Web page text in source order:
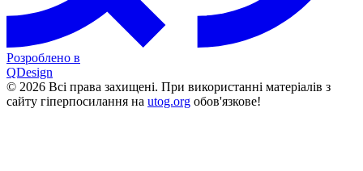
Розроблено в
QDesign
© 2026 Всі права захищені. При використанні матеріалів з
сайту гіперпосилання на utog.org обов'язкове!